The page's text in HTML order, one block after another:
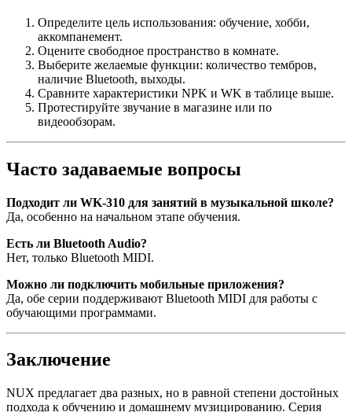
Определите цель использования: обучение, хобби,
аккомпанемент.
Оцените свободное пространство в комнате.
Выберите желаемые функции: количество тембров,
наличие Bluetooth, выходы.
Сравните характеристики NPK и WK в таблице выше.
Протестируйте звучание в магазине или по
видеообзорам.
Часто задаваемые вопросы
Подходит ли WK-310 для занятий в музыкальной школе?
Да, особенно на начальном этапе обучения.
Есть ли Bluetooth Audio?
Нет, только Bluetooth MIDI.
Можно ли подключить мобильные приложения?
Да, обе серии поддерживают Bluetooth MIDI для работы с
обучающими программами.
Заключение
NUX предлагает два разных, но в равной степени достойных
подхода к обучению и домашнему музицированию. Серия